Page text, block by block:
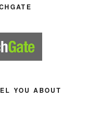
YOU ABOUT